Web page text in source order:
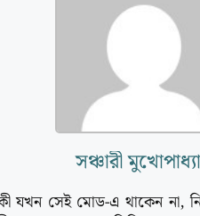
সঞ্চারী
যখন সেই মোড-এ থাকেন না,